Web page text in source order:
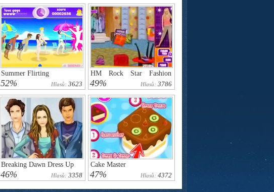
Summer Flirting
52% Hlasů: 3623
HM Rock Star Fashion
Challenge
49% Hlasů: 3786
Breaking Dawn Dress Up
46% Hlasů: 3358
Cake Master
47% Hlasů: 4372